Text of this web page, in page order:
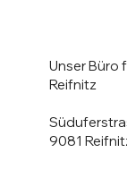
Unser Büro
Reifnitz
9081